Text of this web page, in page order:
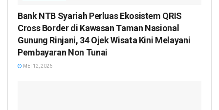
Bank NTB Syariah Perluas Ekosistem QRIS
Cross Border di Kawasan Taman Nasional
Gunung Rinjani, 34 Ojek Wisata Kini Melayani
Pembayaran Non Tunai
MEI 12, 2026